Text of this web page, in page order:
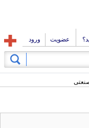
عضویت ورود